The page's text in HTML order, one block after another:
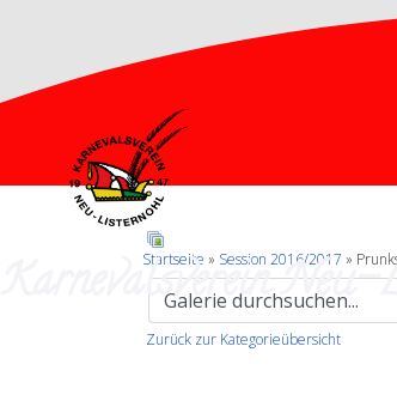
Karnevalsverein
Startseite » Session 2016/2017 »
Zurück zur Kategorieübersicht